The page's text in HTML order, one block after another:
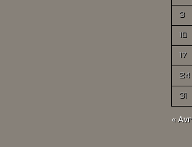
3
10
17
24
31
« Avr